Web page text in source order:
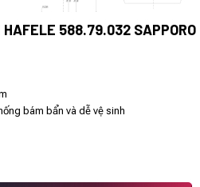
588.79.032 SAPPORO
bám bẩn và dễ vệ sinh